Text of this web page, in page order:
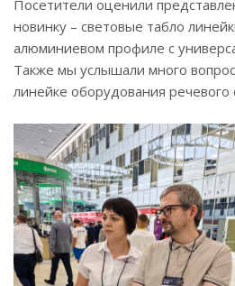
Посетители оценили
новинку – световые табло
алюминиевом профиле с
Также мы услышали много
линейке оборудования